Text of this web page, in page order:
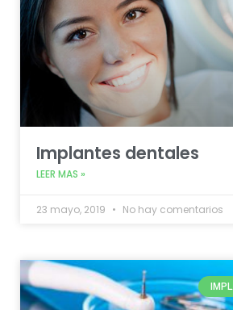
Implantes dentales
LEER MAS »
23 mayo, 2019 No hay comentarios